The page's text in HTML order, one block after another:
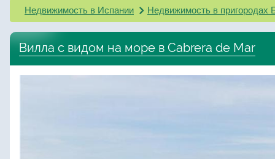
Недвижимость в Испании Недвижимость в пригородах
Вилла с видом на море в Cabrera de Mar